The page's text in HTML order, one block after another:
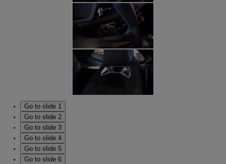
Go to slide 1
Go to slide 2
Go to slide 3
Go to slide 4
Go to slide 5
Go to slide 6